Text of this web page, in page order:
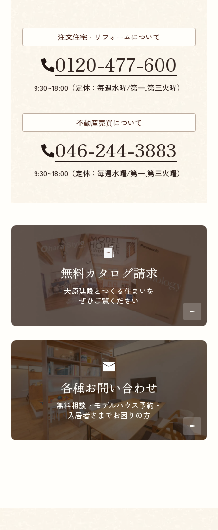
注文住宅・リフォームについて
0120-477-600
9:30~18:00（定休：毎週水曜/第一,第三火曜）
不動産売買について
046-244-3883
9:30~18:00（定休：毎週水曜/第一,第三火曜）
無料カタログ請求
大原建設とつくる住まいを
ぜひご覧ください
各種お問い合わせ
無料相談・モデルハウス予約・
入居者さまでお困りの方